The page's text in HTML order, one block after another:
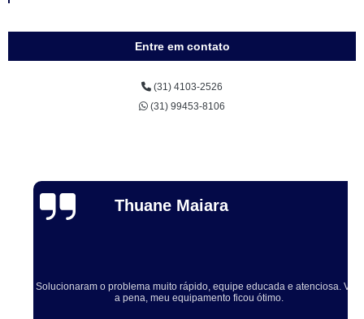
Entre em contato
(31) 4103-2526
(31) 99453-8106
Thuane Maiara
Solucionaram o problema muito rápido, equipe educada e atenciosa. Vale
a pena, meu equipamento ficou ótimo.